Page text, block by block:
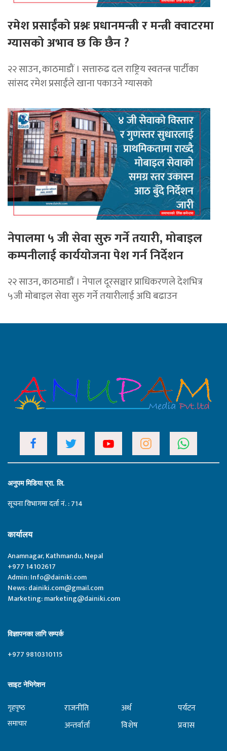
रमेश प्रसाईंको प्रश्नः प्रधानमन्त्री र मन्त्री क्वाटरमा
ग्यासको अभाव छ कि छैन ?
२२ साउन, काठमाडौं । सत्तारुढ दल राष्ट्रिय स्वतन्त्र पार्टीका
सांसद रमेश प्रसाईंले खाना पकाउने ग्यासको
नेपालमा ५ जी सेवा सुरु गर्ने तयारी, मोबाइल
कम्पनीलाई कार्ययोजना पेश गर्न निर्देशन
२२ साउन, काठमाडाैं । नेपाल दूरसञ्चार प्राधिकरणले देशभित्र
५जी मोबाइल सेवा सुरु गर्ने तयारीलाई अघि बढाउन
अनुपम मिडिया प्रा. लि.
सूचना विभागमा दर्ता नं. : 714
कार्यालय
Anamnagar, Kathmandu, Nepal
+977 14102617
Admin:Info@dainiki.com
News:dainiki.com@gmail.com
Marketing:marketing@dainiki.com
विज्ञापनका लागि सम्पर्क
+977 9810310115
साइट नेभिगेशन
गृहपृष्‍ठ
समाचार
राजनीति
अन्तर्वार्ता
अर्थ
विशेष
पर्यटन
प्रवास